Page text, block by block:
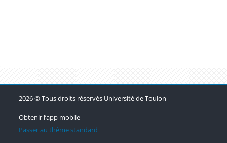
Blocs
Blocs
Blocs
2026 © Tous droits réservés Université de Toulon
Obtenir l’app mobile
Passer au thème standard